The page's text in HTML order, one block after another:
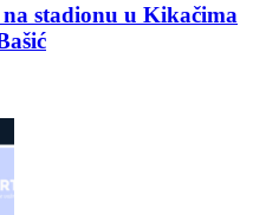
na stadionu u Kikačima